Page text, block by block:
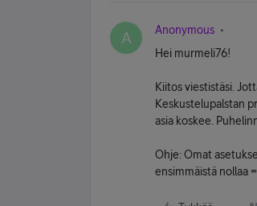
A Anonymous
Hei murmeli76!
Kiitos viestistäsi.
Keskustelupalstan
asia koskee.
Ohje: Omat
ensimmäistä nollaa